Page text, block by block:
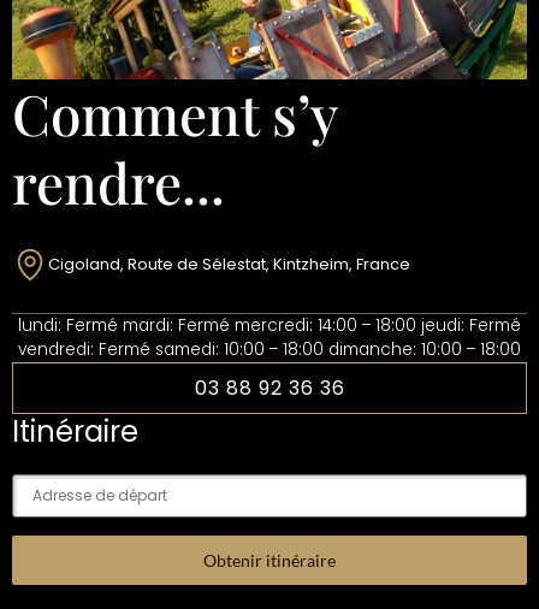
Comment s’y
rendre...
Cigoland, Route de Sélestat, Kintzheim, France
lundi: Fermé mardi: Fermé mercredi: 14:00 – 18:00 jeudi: Fermé
vendredi: Fermé samedi: 10:00 – 18:00 dimanche: 10:00 – 18:00
03 88 92 36 36
Itinéraire